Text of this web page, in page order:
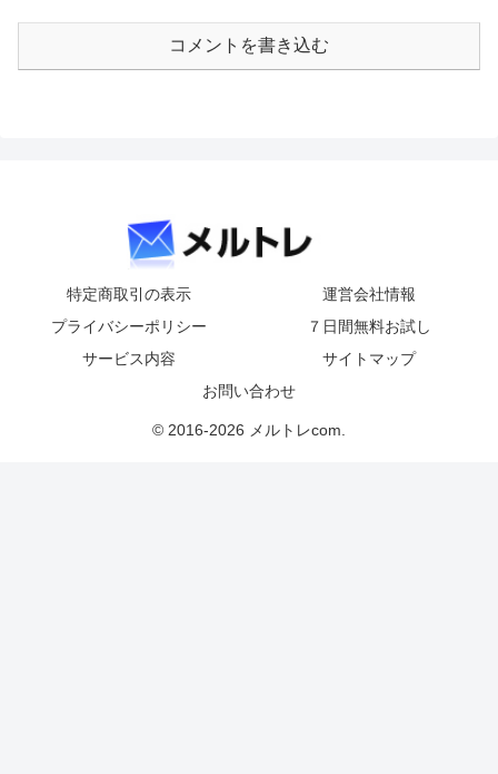
コメントを書き込む
特定商取引の表示
運営会社情報
プライバシーポリシー
７日間無料お試し
サービス内容
サイトマップ
お問い合わせ
© 2016-2026 メルトレcom.